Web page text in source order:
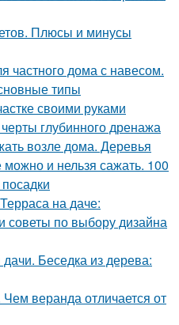
Плюсы и минусы
частного дома с навесом.
типы
своими руками
глубинного дренажа
возле дома. Деревья
и нельзя сажать. 100
на даче:
советы по выбору дизайна
Беседка из дерева:
веранда отличается от